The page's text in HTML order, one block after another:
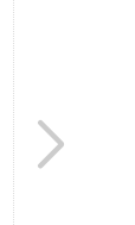
Film